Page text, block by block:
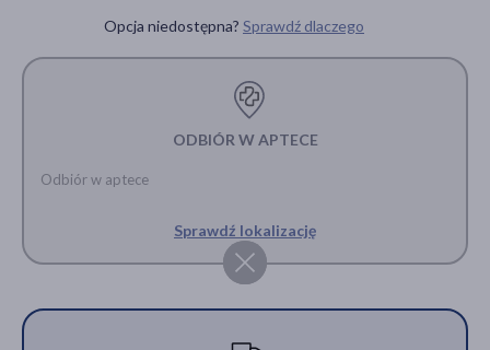
Opcja niedostępna? Sprawdź dlaczego
ODBIÓR W APTECE
Odbiór w aptece
Sprawdź lokalizację